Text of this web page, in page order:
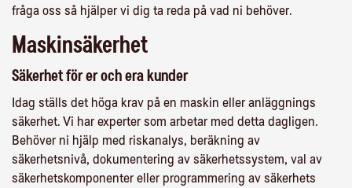
fråga oss så hjälper vi dig ta reda på vad ni behöver.
Maskinsäkerhet
Säkerhet för er och era kunder
Idag ställs det höga krav på en maskin eller anläggnings
säkerhet. Vi har experter som arbetar med detta dagligen.
Behöver ni hjälp med riskanalys, beräkning av
säkerhetsnivå, dokumentering av säkerhetssystem, val av
säkerhetskomponenter eller programmering av säkerhets